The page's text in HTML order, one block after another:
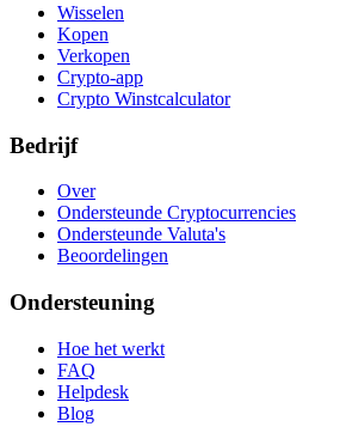
Wisselen
Kopen
Verkopen
Crypto-app
Crypto Winstcalculator
Bedrijf
Over
Ondersteunde Cryptocurrencies
Ondersteunde Valuta's
Beoordelingen
Ondersteuning
Hoe het werkt
FAQ
Helpdesk
Blog